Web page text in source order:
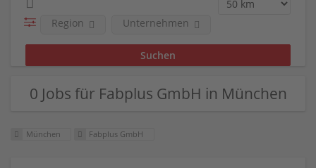
Region Unternehmen
0 Jobs für Fabplus GmbH in München
München Fabplus GmbH